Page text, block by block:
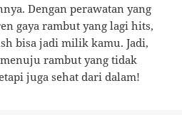
Dengan perawatan yang
gaya rambut yang lagi hits,
bisa jadi milik kamu. Jadi,
rambut yang tidak
juga sehat dari dalam!